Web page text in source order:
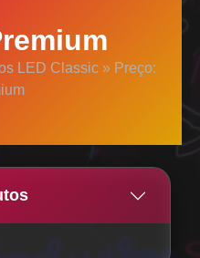
LED Classic» Preço: